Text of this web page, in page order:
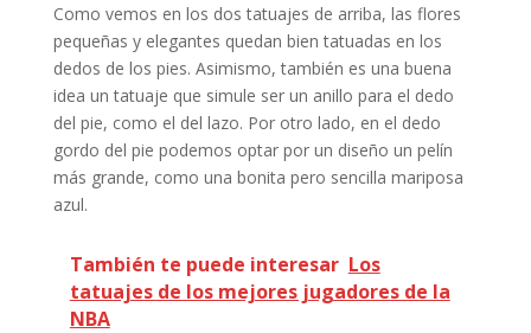
Como vemos en los dos tatuajes de arriba, las flores
pequeñas y elegantes quedan bien tatuadas en los
dedos de los pies. Asimismo, también es una buena
idea un tatuaje que simule ser un anillo para el dedo
del pie, como el del lazo. Por otro lado, en el dedo
gordo del pie podemos optar por un diseño un pelín
más grande, como una bonita pero sencilla mariposa
azul.
También te puede interesar Los
tatuajes de los mejores jugadores de la
NBA